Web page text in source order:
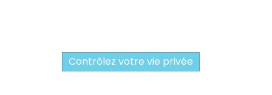
Contrôlez votre vie privée